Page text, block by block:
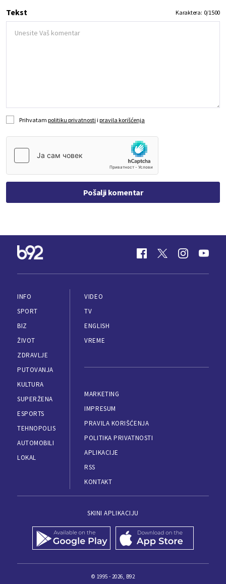
Tekst Karaktera: 0/1500
Prihvatam politiku privatnosti i pravila korišćenja
Pošalji komentar
INFO
SPORT
BIZ
ŽIVOT
ZDRAVLJE
PUTOVANJA
KULTURA
SUPERŽENA
ESPORTS
TEHNOPOLIS
AUTOMOBILI
LOKAL
VIDEO
TV
ENGLISH
VREME
MARKETING
IMPRESUM
PRAVILA KORIŠĆENJA
POLITIKA PRIVATNOSTI
APLIKACIJE
RSS
KONTAKT
SKINI APLIKACIJU
© 1995 - 2026, B92